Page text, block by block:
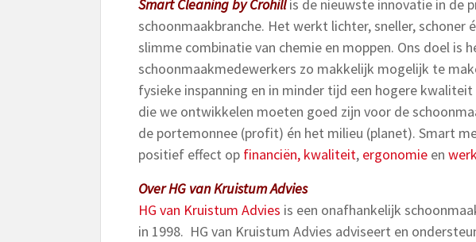
Smart Cleaning by Crohillis de nieuwste innovatie in de
schoonmaakbranche. Het werkt lichter, sneller, schoner
slimme combinatie van chemie en moppen. Ons doel is
schoonmaakmedewerkers zo makkelijk mogelijk te
fysieke inspanning en in minder tijd een hogere
die we ontwikkelen moeten goed zijn voor de
de portemonnee (profit) én het milieu (planet). Smart
positief effect op financiën, kwaliteit, ergonomie en
Over HG van Kruistum Advies
HG van Kruistum Advies is een onafhankelijk
in 1998. HG van Kruistum Advies adviseert en